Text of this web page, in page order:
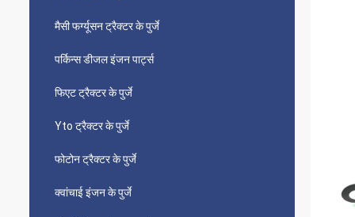
मैसी फर्ग्यूसन ट्रैक्टर के पुर्जे
पर्किन्स डीजल इंजन पार्ट्स
फिएट ट्रैक्टर के पुर्जे
Yto ट्रैक्टर के पुर्जे
फोटोन ट्रैक्टर के पुर्जे
क्वांचाई इंजन के पुर्जे